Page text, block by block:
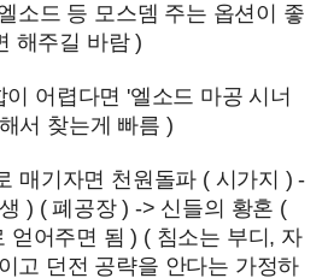
소드 등 모스뎀 주는 옵션이 좋
해주길 바람 )
어렵다면 '엘소드 마공 시너
서 찾는게 빠름 )
매기자면 천원돌파 ( 시가지 ) -
) ( 폐공장 ) -> 신들의 황혼 (
얻어주면 됨 ) ( 침소는 부디, 자
고 던전 공략을 안다는 가정하